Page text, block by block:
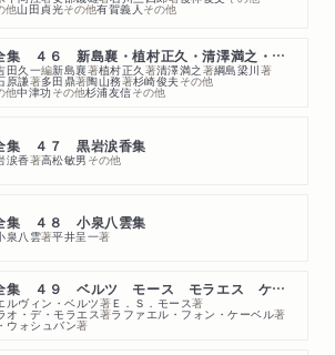
他山田貞光その他有賀義人その他
明治文學全集 ４６ 新島襄・植村正久・清澤満之・綱島梁川集
田久一編新島襄著植村正久著清澤満之著綱島梁川著
原謙著多田鼎著陶山務著杉崎俊夫その他
他中津功 その他杉浦友信その他
集 ４７ 黒岩涙香集
涙香著高松敏男その他
集 ４８ 小泉八雲集
泉八雲著平井呈一著
明治文學全集 ４９ ベルツ モース モラエス ケーベル他集
ルヴィン・ベルツ著Ｅ．Ｓ．モース著
オ・デ・モラエス著ラファエル・フォン・ケーベル著
ウォシュバン著